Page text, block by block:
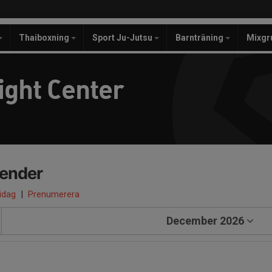
Thaiboxning Sport Ju-Jutsu Barnträning
Center
| Prenumerera
December 2026